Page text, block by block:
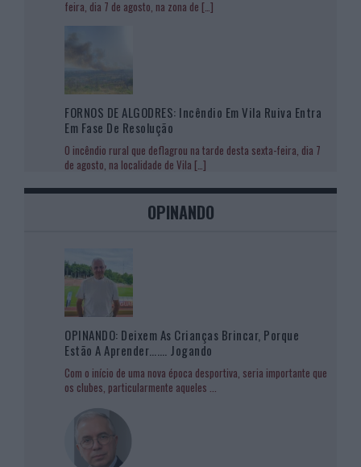
feira, dia 7 de agosto, na zona de […]
FORNOS DE ALGODRES: Incêndio Em Vila Ruiva Entra
Em Fase De Resolução
O incêndio rural que deflagrou na tarde desta sexta-feira, dia 7
de agosto, na localidade de Vila […]
OPINANDO
OPINANDO: Deixem As Crianças Brincar, Porque
Estão A Aprender……. Jogando
Com o início de uma nova época desportiva, seria importante que
os clubes, particularmente aqueles ...